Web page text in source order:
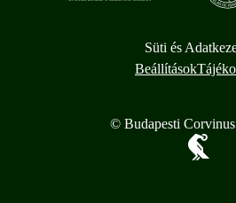
Süti és
Beállítások
© Budapesti